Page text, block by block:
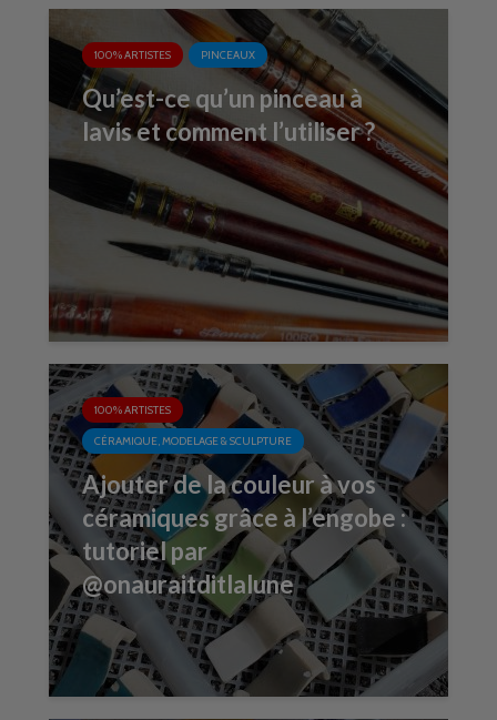
100% ARTISTES PINCEAUX
Qu’est-ce qu’un pinceau à
lavis et comment l’utiliser ?
100% ARTISTES
CÉRAMIQUE, MODELAGE & SCULPTURE
Ajouter de la couleur à vos
céramiques grâce à l’engobe :
tutoriel par
@onauraitditlalune